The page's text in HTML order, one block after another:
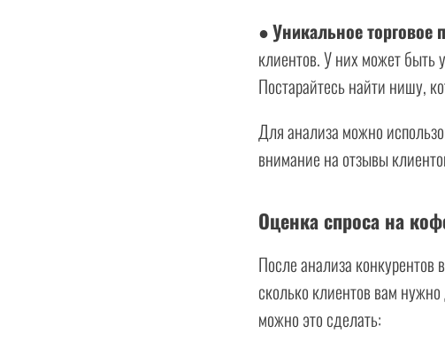
●Уникальное
клиентов. У них может быть
Постарайтесь найти нишу,
Для анализа можно
внимание на отзывы
Оценка спроса на
После анализа
сколько клиентов вам
можно это сделать: